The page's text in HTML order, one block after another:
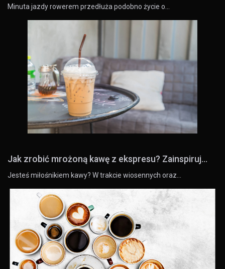
Minuta jazdy rowerem przedłuża podobno życie o…
Jak zrobić mrożoną kawę z ekspresu? Zainspiruj...
Jesteś miłośnikiem kawy? W trakcie wiosennych oraz…